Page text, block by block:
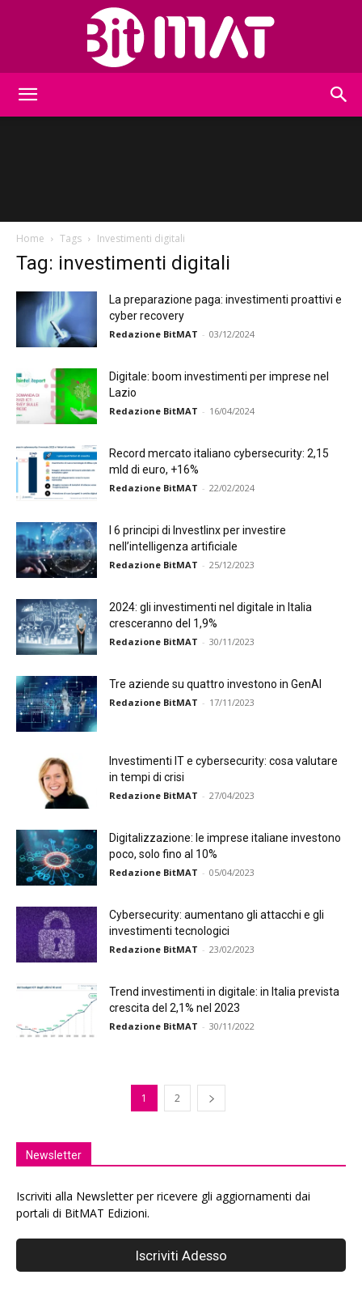
Home Tags Investimenti digitali
Tag: investimenti digitali
La preparazione paga: investimenti proattivi e
cyber recovery
Redazione BitMAT - 03/12/2024
Digitale: boom investimenti per imprese nel
Lazio
Redazione BitMAT - 16/04/2024
Record mercato italiano cybersecurity: 2,15
mld di euro, +16%
Redazione BitMAT - 22/02/2024
I 6 principi di Investlinx per investire
nell’intelligenza artificiale
Redazione BitMAT - 25/12/2023
2024: gli investimenti nel digitale in Italia
cresceranno del 1,9%
Redazione BitMAT - 30/11/2023
Tre aziende su quattro investono in GenAI
Redazione BitMAT - 17/11/2023
Investimenti IT e cybersecurity: cosa valutare
in tempi di crisi
Redazione BitMAT - 27/04/2023
Digitalizzazione: le imprese italiane investono
poco, solo fino al 10%
Redazione BitMAT - 05/04/2023
Cybersecurity: aumentano gli attacchi e gli
investimenti tecnologici
Redazione BitMAT - 23/02/2023
Trend investimenti in digitale: in Italia prevista
crescita del 2,1% nel 2023
Redazione BitMAT - 30/11/2022
1 2
Newsletter
Iscriviti alla Newsletter per ricevere gli aggiornamenti dai
portali di BitMAT Edizioni.